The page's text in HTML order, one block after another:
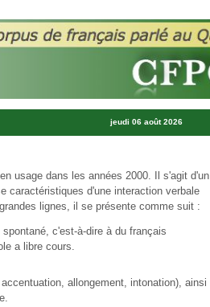
jeudi 06 août 2026
usage dans les années 2000. Il s'agit d'un
caractéristiques d'une interaction verbale
lignes, il se présente comme suit :
c'est-à-dire à du français
a libre cours.
allongement, intonation), ainsi